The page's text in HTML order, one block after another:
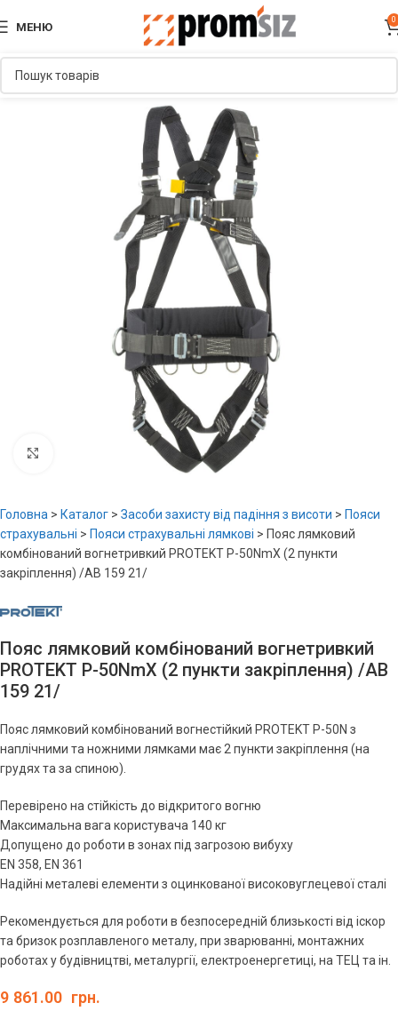
МЕНЮ
0
Головна > Каталог > Засоби захисту від падіння з висоти > Пояси
страхувальні > Пояси страхувальні лямкові > Пояс лямковий
комбінований вогнетривкий PROTEKT P-50NmX (2 пункти
закріплення) /AB 159 21/
Пояс лямковий комбінований вогнетривкий
PROTEKT P-50NmX (2 пункти закріплення) /AB
159 21/
Пояс лямковий комбінований вогнестійкий PROTEKT P-50N з
наплічними та ножними лямками має 2 пункти закріплення (на
грудях та за спиною).
Перевірено на стійкість до відкритого вогню
Максимальна вага користувача 140 кг
Допущено до роботи в зонах під загрозою вибуху
EN 358, EN 361
Надійні металеві елементи з оцинкованої високовуглецевої сталі
Рекомендується для роботи в безпосередній близькості від іскор
та бризок розплавленого металу, при зварюванні, монтажних
роботах у будівництві, металургії, електроенергетиці, на ТЕЦ та ін.
9 861.00 грн.